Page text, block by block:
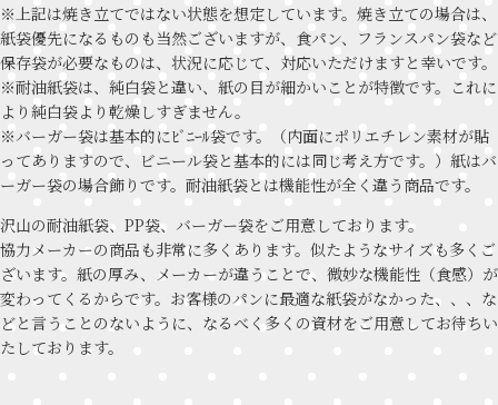
※上記は焼き立てではない状態を想定しています。焼き立ての場合は、
紙袋優先になるものも当然ございますが、食パン、フランスパン袋など
保存袋が必要なものは、状況に応じて、対応いただけますと幸いです。
※耐油紙袋は、純白袋と違い、紙の目が細かいことが特徴です。これに
より純白袋より乾燥しすぎません。
※バーガー袋は基本的にﾋﾞﾆｰﾙ袋です。（内面にポリエチレン素材が貼
ってありますので、ビニール袋と基本的には同じ考え方です。）紙はバ
ーガー袋の場合飾りです。耐油紙袋とは機能性が全く違う商品です。
沢山の耐油紙袋、PP袋、バーガー袋をご用意しております。
協力メーカーの商品も非常に多くあります。似たようなサイズも多くご
ざいます。紙の厚み、メーカーが違うことで、微妙な機能性（食感）が
変わってくるからです。お客様のパンに最適な紙袋がなかった、、、な
どと言うことのないように、なるべく多くの資材をご用意してお待ちい
たしております。